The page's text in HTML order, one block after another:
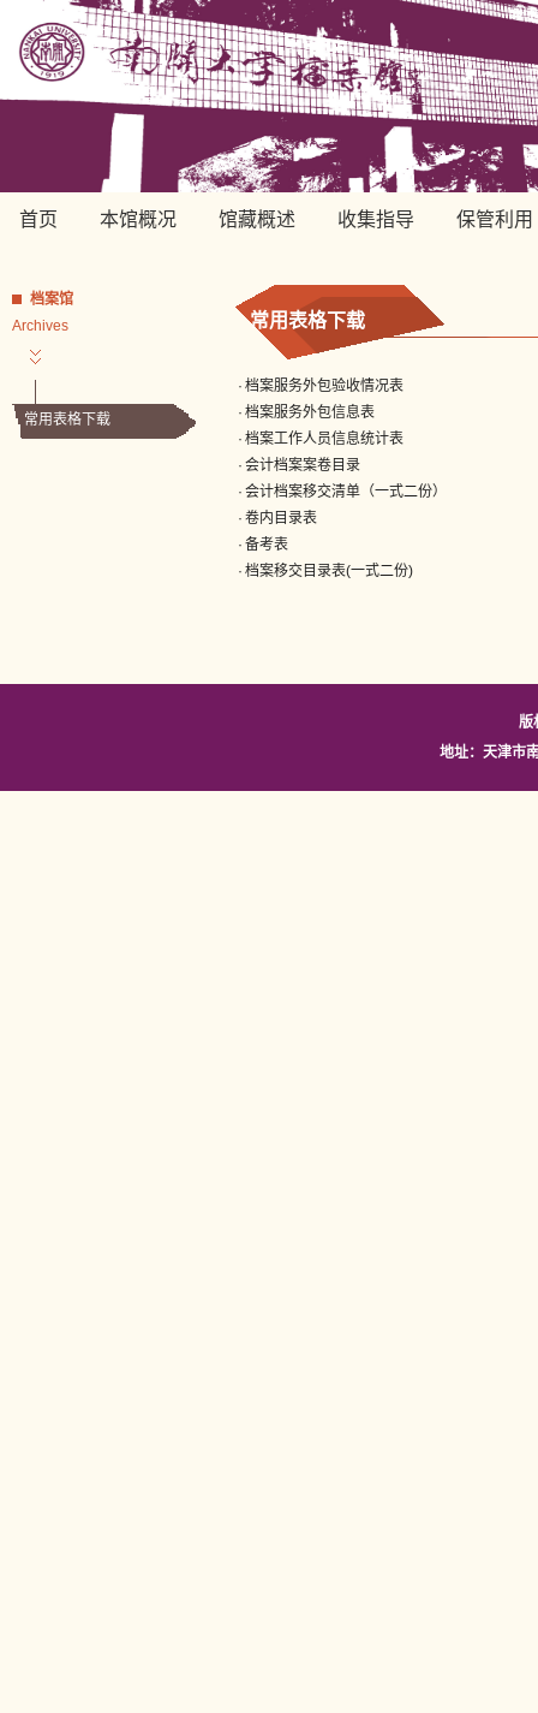
首页 本馆概况 馆藏概述 收集指导 保管利用
档案馆
Archives
常用表格下载
常用表格下载
· 档案服务外包验收情况表
· 档案服务外包信息表
· 档案工作人员信息统计表
· 会计档案案卷目录
· 会计档案移交清单（一式二份）
· 卷内目录表
· 备考表
· 档案移交目录表(一式二份)
版
地址：天津市